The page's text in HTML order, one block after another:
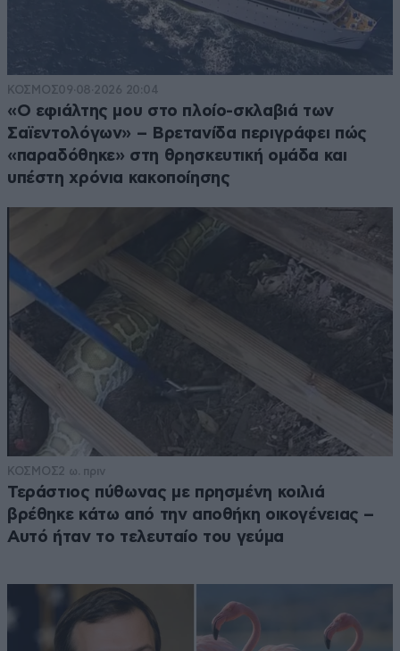
ΚΟΣΜΟΣ09·08·2026 20:04
«Ο εφιάλτης μου στο πλοίο-σκλαβιά των
Σαϊεντολόγων» – Βρετανίδα περιγράφει πώς
«παραδόθηκε» στη θρησκευτική ομάδα και
υπέστη χρόνια κακοποίησης
ΚΟΣΜΟΣ2 ω. πριν
Τεράστιος πύθωνας με πρησμένη κοιλιά
βρέθηκε κάτω από την αποθήκη οικογένειας –
Αυτό ήταν το τελευταίο του γεύμα